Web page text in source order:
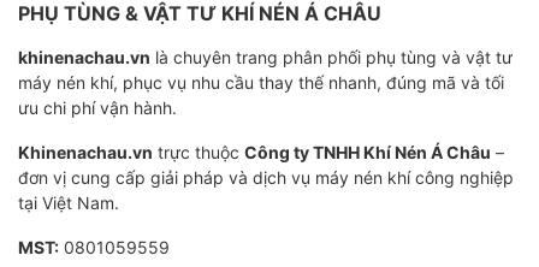
Hộp điện năng gắn trên một lớp phủ epoxy 50
hoặc 90l để lưu trữ không khí sạch không dầu.
Tùy chọn: Bao gồm bộ bánh xe, máy sấy khô,
đầu thu mạ kẽm, bệ hẹn giờ cổng điện tử, van
điện tử, cáp và phích cắm.
Thông số kỹ thuật:
PHỤ TÙNG & VẬT TƯ KHÍ NÉN Á CHÂU
khinenachau.vn là chuyên trang phân phối phụ tùng và vật tư
máy nén khí, phục vụ nhu cầu thay thế nhanh, đúng mã và tối
ưu chi phí vận hành.
Khinenachau.vn trực thuộc Công ty TNHH Khí Nén Á Châu –
đơn vị cung cấp giải pháp và dịch vụ máy nén khí công nghiệp
tại Việt Nam.
MST: 0801059559